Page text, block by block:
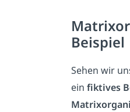
Beispiel
Sehen wir
ein fiktives